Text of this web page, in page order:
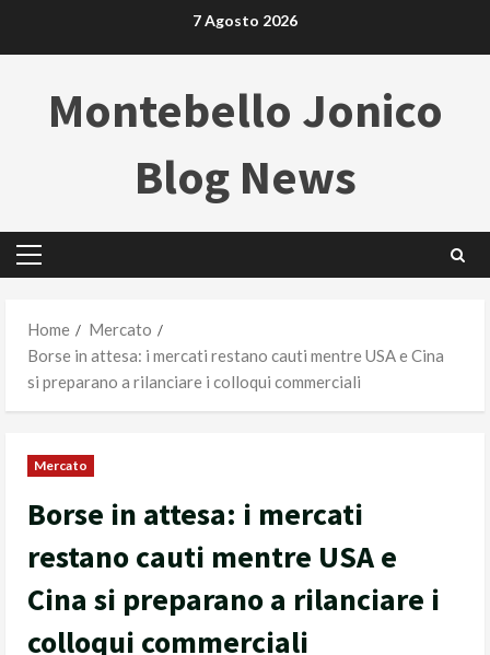
7 Agosto 2026
Montebello Jonico
Blog News
Primary
Home
Mercato
Borse in attesa: i mercati restano cauti mentre USA e Cina
si preparano a rilanciare i colloqui commerciali
Mercato
Borse in attesa: i mercati
restano cauti mentre USA e
Cina si preparano a rilanciare i
colloqui commerciali